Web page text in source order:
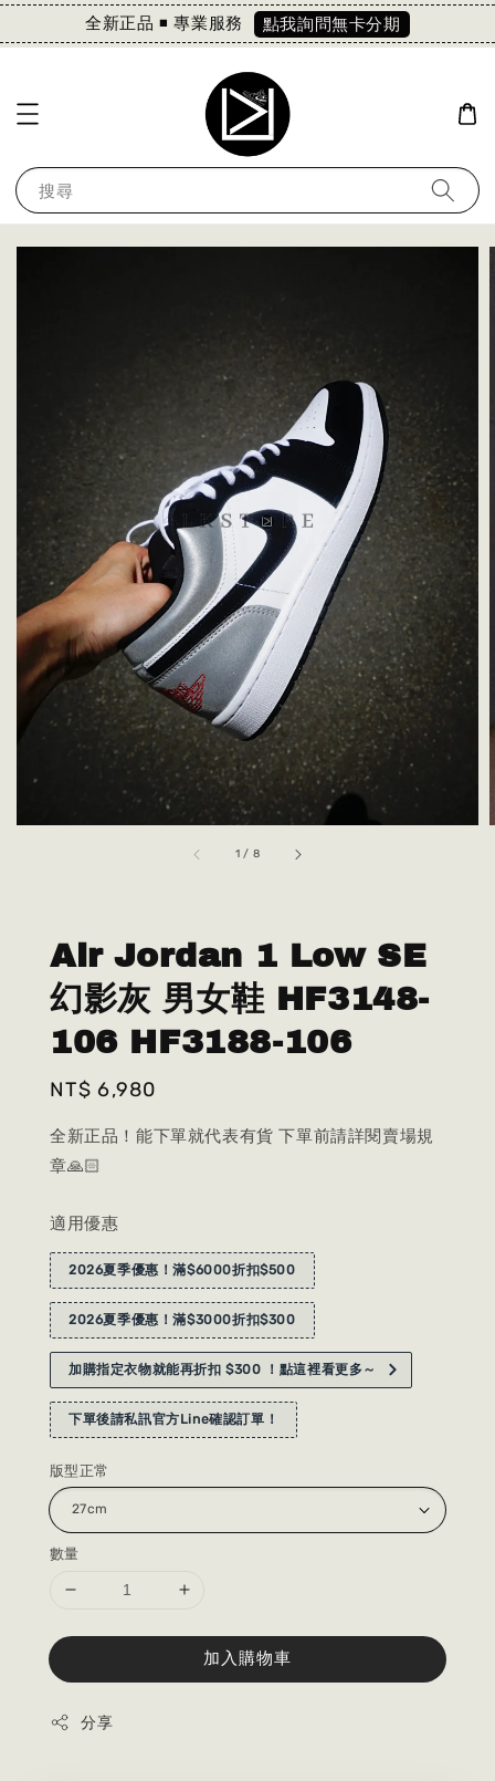
全新正品 ◾️ 專業服務 點我詢問無卡分期
搜尋
1 / 8
Air Jordan 1 Low SE
幻影灰 男女鞋 HF3148-
106 HF3188-106
Regular
NT$ 6,980
全新正品！能下單就代表有貨 下單前請詳閱賣場規
章🙏🏻
適用優惠
2026夏季優惠！滿$6000折扣$500
2026夏季優惠！滿$3000折扣$300
加購指定衣物就能再折扣 $300 ！點這裡看更多～
下單後請私訊官方Line確認訂單！
版型正常
數量
加入購物車
分享